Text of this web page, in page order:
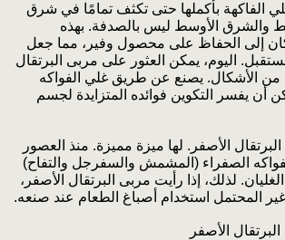
الفاكهة بأكملها حتى تكثف تمامًا في شرق
والشرق الأوسط ليس بالصدفة. بهذه
إلى الحفاظ على محصول وفير، مما جعل
اليوم، يمكن العثور على مربى البرتقال
الأشكال. يصنع عن طريق غلي الفواكه
أن يفسر التكوين فوائده المتزايدة لجسم
الأصفر. لها ميزة مميزة. منذ العصور
الصفراء (المشمش والسفرجل والتفاح)
لذلك، إذا رأيت مربى البرتقال الأصفر،
المحتمل استخدام أصباغ الطعام عند صنعه.
الأصفر